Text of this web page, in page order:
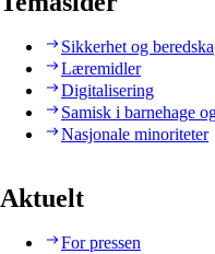
Sikkerhet og
Læremidler
Digitalisering
Samisk i barnehage
Nasjonale minoriteter
Aktuelt
For pressen